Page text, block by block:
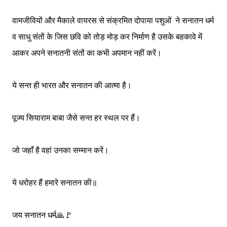
वामजीवियों और मैकाले वायरस से संक्रमित दोपाया पशुओं ने सनातन धर्म
व साधु संतों के जिस छवि को तोड़ मोड़ कर निर्माण है उसके बहकावे में
आकर अपने सनातनी संतों का कभी अपमान नहीं करें।
ये सन्त ही भारत और सनातन की आत्मा है।
पूज्य सियाराम बाबा जैसे सन्त हर स्थल पर हैं।
जो जहाँ है वहां उनका सम्मान करें।
ये धरोहर हैं हमारे सनातन की॥
जय सनातन धर्म🙏🚩